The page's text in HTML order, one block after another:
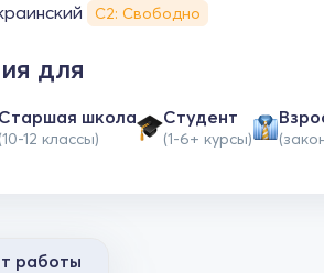
С2: Свободно
для
Cтаршая школа
(10-12 классы)
Студент
(1-6+ курсы)
работы